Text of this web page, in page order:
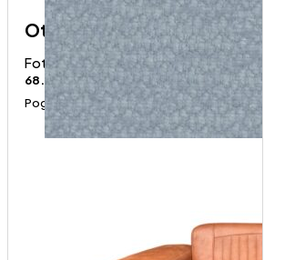
Otisus fotelja
Fotelje
68.000RSD
Pogledaj proizvod